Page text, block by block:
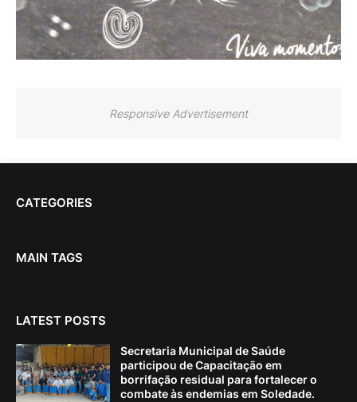
Responsive Advertisement
CATEGORIES
MAIN TAGS
LATEST POSTS
Secretaria Municipal de Saúde
participou de Capacitação em
borrifação residual para fortalecer o
combate às endemias em Soledade.